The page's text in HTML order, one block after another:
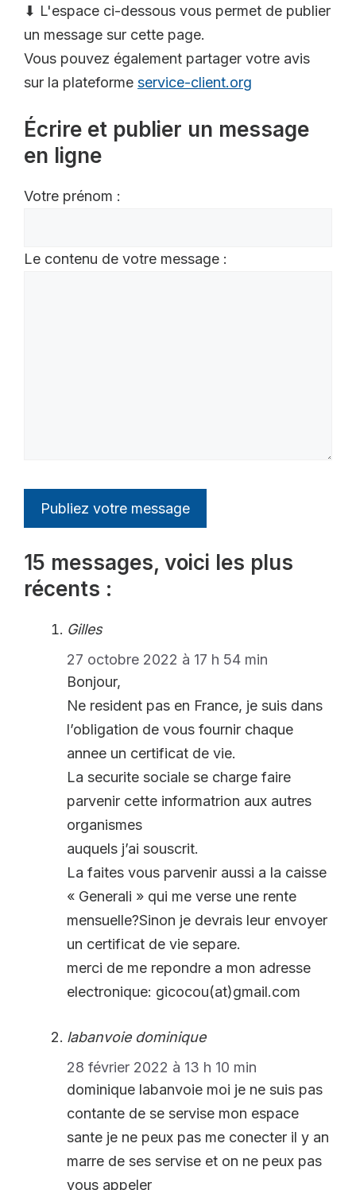
⬇ L'espace ci-dessous vous permet de publier
un message sur cette page.
Vous pouvez également partager votre avis
sur la plateforme service-client.org
Écrire et publier un message
en ligne
Votre prénom :
Le contenu de votre message :
15 messages, voici les plus
récents :
Gilles
27 octobre 2022 à 17 h 54 min
Bonjour,
Ne resident pas en France, je suis dans
l’obligation de vous fournir chaque
annee un certificat de vie.
La securite sociale se charge faire
parvenir cette informatrion aux autres
organismes
auquels j’ai souscrit.
La faites vous parvenir aussi a la caisse
« Generali » qui me verse une rente
mensuelle?Sinon je devrais leur envoyer
un certificat de vie separe.
merci de me repondre a mon adresse
electronique: gicocou(at)gmail.com
labanvoie dominique
28 février 2022 à 13 h 10 min
dominique labanvoie moi je ne suis pas
contante de se servise mon espace
sante je ne peux pas me conecter il y an
marre de ses servise et on ne peux pas
vous appeler